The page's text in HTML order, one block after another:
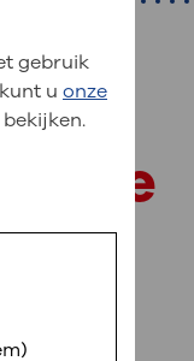
aan OLVG
de
gebruik
u onze
bekijken.